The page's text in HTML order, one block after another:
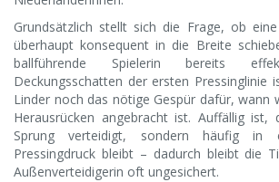
Grundsätzlich stellt sich die Frage, ob
überhaupt konsequent in die Breite
ballführende Spielerin bereits
Deckungsschatten der ersten Pressinglinie
Linder noch das nötige Gespür dafür, wann
Herausrücken angebracht ist. Auffällig ist,
Sprung verteidigt, sondern häufig in
Pressingdruck bleibt – dadurch bleibt die
Außenverteidigerin oft ungesichert.